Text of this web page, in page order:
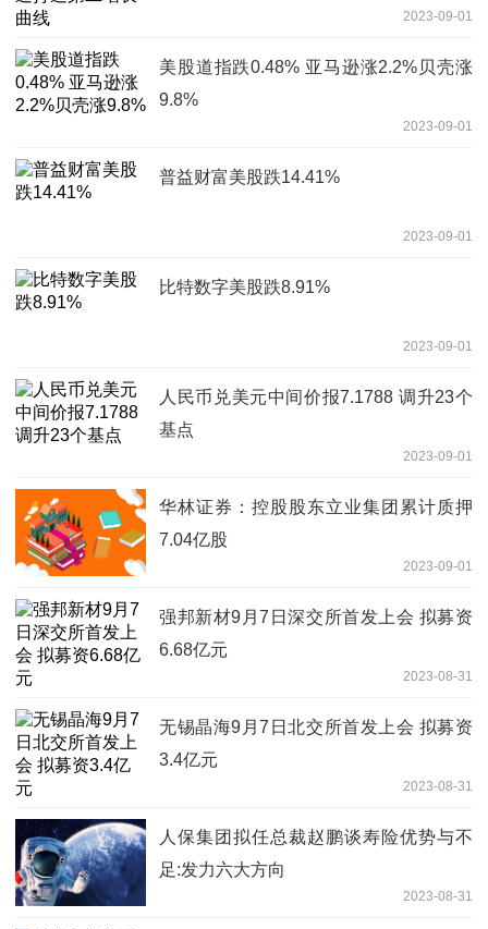
2023-09-01
美股道指跌0.48% 亚马逊涨2.2%贝壳涨
9.8%
2023-09-01
普益财富美股跌14.41%
2023-09-01
比特数字美股跌8.91%
2023-09-01
人民币兑美元中间价报7.1788 调升23个
基点
2023-09-01
华林证券：控股股东立业集团累计质押
7.04亿股
2023-09-01
强邦新材9月7日深交所首发上会 拟募资
6.68亿元
2023-08-31
无锡晶海9月7日北交所首发上会 拟募资
3.4亿元
2023-08-31
人保集团拟任总裁赵鹏谈寿险优势与不
足:发力六大方向
2023-08-31